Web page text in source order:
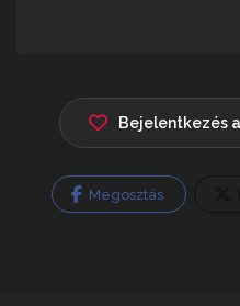
Bejelentkezés
Megosztás